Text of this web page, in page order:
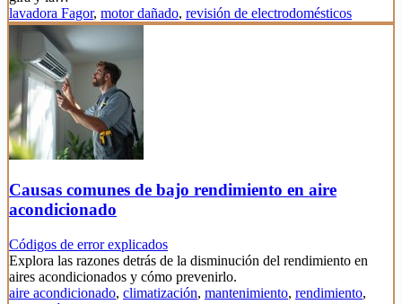
lavadora Fagor, motor dañado, revisión de electrodomésticos
Causas comunes de bajo rendimiento en aire
acondicionado
Códigos de error explicados
Explora las razones detrás de la disminución del rendimiento en
aires acondicionados y cómo prevenirlo.
aire acondicionado, climatización, mantenimiento, rendimiento,